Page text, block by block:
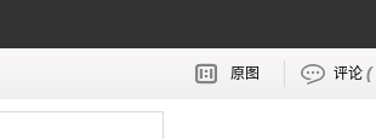
原图 评论 (